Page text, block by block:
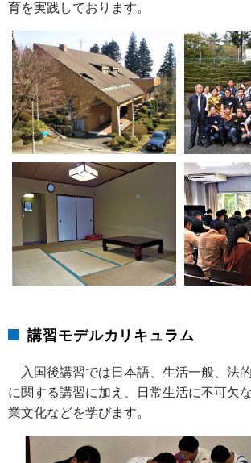
育を実践しております。
講習モデルカリキュラム
入国後講習では日本語、生活一般、法
に関する講習に加え、日常生活に不可欠
業文化などを学びます。